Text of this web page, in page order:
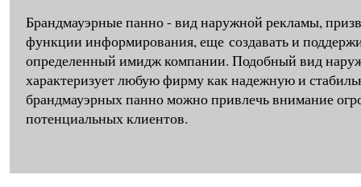
Брандмауэрные панно - вид наружной рекламы,
функции информирования, еще создавать и
определенный имидж компании. Подобный вид
характеризует любую фирму как надежную и
брандмауэрных панно можно привлечь внимание
потенциальных клиентов.